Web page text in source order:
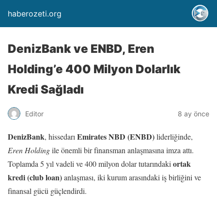
haberozeti.org
DenizBank ve ENBD, Eren
Holding’e 400 Milyon Dolarlık
Kredi Sağladı
Editor 8 ay önce
DenizBank, hissedarı Emirates NBD (ENBD)liderliğinde,
Eren Holdingile önemli bir finansman anlaşmasına imza attı.
Toplamda 5 yıl vadeli ve 400 milyon dolar tutarındaki ortak
kredi (club loan)anlaşması, iki kurum arasındaki iş birliğini ve
finansal gücü güçlendirdi.